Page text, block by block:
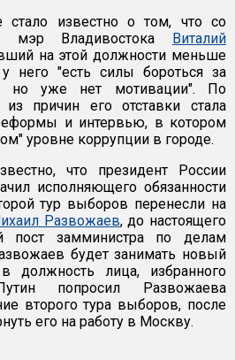
стало известно о том, что со
мэр Владивостока Виталий
на этой должности меньше
него "есть силы бороться за
но уже нет мотивации". По
причин его отставки стала
и интервью, в котором
уровне коррупции в городе.
что президент России
исполняющего обязанности
тур выборов перенесли на
Развожаев, до настоящего
пост замминистра по делам
будет занимать новый
должность лица, избранного
попросил Развожаева
второго тура выборов, после
его на работу в Москву.